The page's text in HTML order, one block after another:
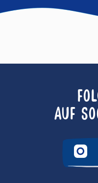
AUF